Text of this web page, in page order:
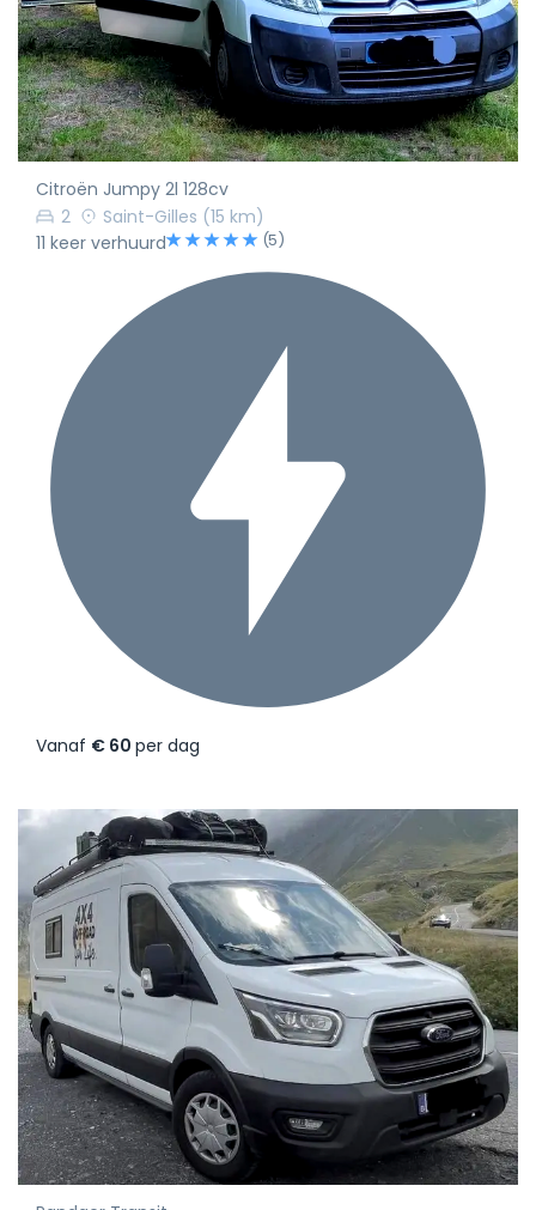
Citroën Jumpy 2l 128cv
2
Saint-Gilles (15 km)
11 keer verhuurd
(5)
Vanaf € 60 per dag